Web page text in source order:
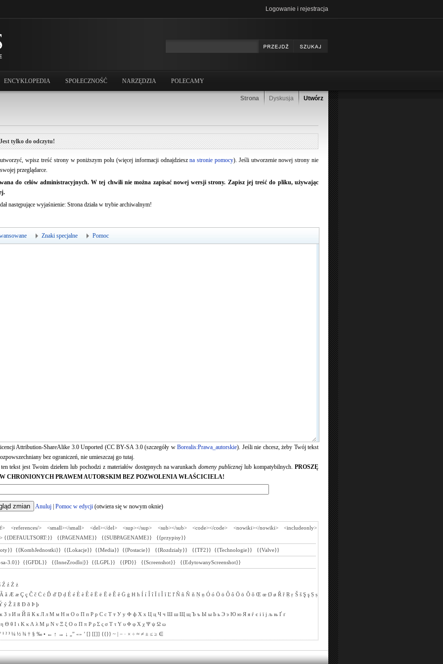
Logowanie i rejestracja
ENCYKLOPEDIA SPOŁECZNOŚĆ NARZĘDZIA POLECAMY
Strona Dyskusja Utwórz
tylko do odczytu!
wpisz treść strony w poniższym polu (więcej informacji odnajdzieszna stronie pomocy). Jeśli utworzenie nowej strony nie
przeglądarce.
do celów administracyjnych. W tej chwili nie można zapisać nowej wersji strony. Zapisz jej treść do pliku, używając
następujące wyjaśnienie: Strona działa w trybie archiwalnym!
Znaki specjalne Pomoc
Attribution-ShareAlike 3.0 Unported (CC BY-SA 3.0 (szczegóły wBorealis:Prawa_autorskie). Jeśli nie chcesz, żeby Twój tekst
bez ograniczeń, nie umieszczaj go tutaj.
tekst jest Twoim dziełem lub pochodzi z materiałów dostępnych na warunkachdomeny publicznej lub kompatybilnych.PROSZĘ
CHRONIONYCH PRAWEM AUTORSKIM BEZ POZWOLENIA WŁAŚCICIELA!
Anuluj Pomoc w edycji (otwiera się w nowym oknie)
<references/> <small></small> <del></del> <sup></sup> <sub></sub> <code></code> <nowiki></nowiki>
<includeonly>
{{DEFAULTSORT:}} {{PAGENAME}} {{SUBPAGENAME}} {{przypisy}}
{{KombJednostki}} {{Lokacje}} {{Media}} {{Postacie}} {{Rozdzialy}} {{TF2}} {{Technologie}} {{Valve}}
3.0}} {{GFDL}} {{InneZrodlo|}} {{LGPL}} {{PD}} {{Screenshot}} {{EdytowanyScreenshot}}
Ź ź Ż ż
ã Æ æ Ç ç Č č Ċ ċ Ď ď Ḍ ḍ É é È è Ê ê Ë ë Ē ē Ě ě Ġ ġ Ħ ħ Í í Î î Ī ī Ĭ ĭ Ľ ľ Ñ ñ Ň ň Ṇ ṇ Ó ó Ö ö Ô ô Ō ō Ǒ ǒ Œ œ Ø ø Ř ř Ṛ ṛ Š š Ş ş Ṣ ṣ
ý Ž ž ß Ð ð Þ þ
З з И и Й й К к Л л М м Н н О о П п Р р С с Т т У у Ф ф Х х Ц ц Ч ч Ш ш Щ щ Ъ ъ Ы ы Ь ь Э э Ю ю Я я ѓ є і ї ј љ њ Ґ ґ
η Θ θ Ι ι Κ κΛ λ Μ μ Ν ν Ξ ξ Ο ο Π π Ρ ρ Σ ς σ Τ τ Υ υ Φ φ Χ χ Ψ ψ Ω ω
¹ ² ³ ¼ ½ ¾ † § ‰ • ← ↑ → ↓ „” «» ’ [] [[]] {{}} ~ − · × ÷ ≈ ≠ ± ≤ ≥ ∈